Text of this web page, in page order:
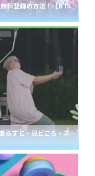
料登録の方法！【BTS
らすじ・見どころ・ネ